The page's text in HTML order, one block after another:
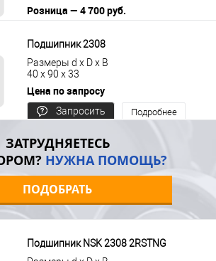
Розница — 4 700 руб.
Подшипник 2308
Размеры d x D x B
40 x 90 x 33
Цена по запросу
Запросить
Подробнее
ЗАТРУДНЯЕТЕСЬ
НУЖНА ПОМОЩЬ?
ПОДОБРАТЬ
Подшипник NSK 2308 2RSTNG